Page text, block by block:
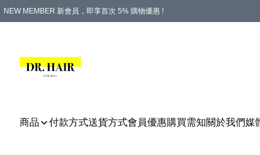
NEW MEMBER 新會員，即享首次 5% 購物優惠 !
商品 付款方式送貨方式會員優惠購買需知關於我們媒